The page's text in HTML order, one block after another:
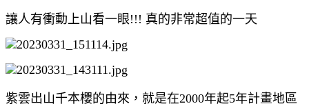
讓人有衝動上山看一眼!!! 真的非常超值的一天
紫雲出山千本櫻的由來，就是在2000年起5年計畫地區